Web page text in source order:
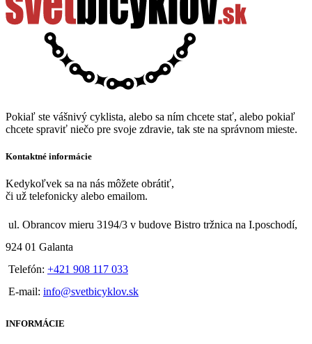
Pokiaľ ste vášnivý cyklista, alebo sa ním chcete stať, alebo pokiaľ
chcete spraviť niečo pre svoje zdravie, tak ste na správnom mieste.
Kontaktné informácie
Kedykoľvek sa na nás môžete obrátiť,
či už telefonicky alebo emailom.
ul. Obrancov mieru 3194/3 v budove Bistro tržnica na I.poschodí,
924 01 Galanta
Telefón: +421 908 117 033
E-mail: info@svetbicyklov.sk
INFORMÁCIE